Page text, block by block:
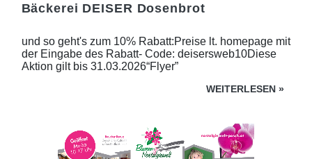
Bäckerei DEISER Dosenbrot
und so geht's zum 10% Rabatt:Preise lt. homepage mit
der Eingabe des Rabatt- Code: deisersweb10Diese
Aktion gilt bis 31.03.2026“Flyer”
WEITERLESEN »